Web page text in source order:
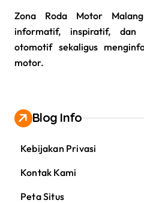
Zona Roda Motor
informatif, inspiratif, dan
otomotif sekaligus
motor.
Blog Info
Kebijakan Privasi
Kontak Kami
Peta Situs